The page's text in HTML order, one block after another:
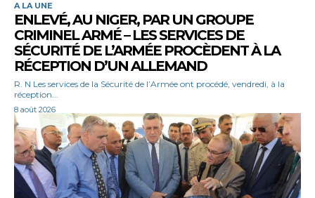
A LA UNE
ENLEVÉ, AU NIGER, PAR UN GROUPE
CRIMINEL ARMÉ – LES SERVICES DE
SÉCURITÉ DE L’ARMÉE PROCÈDENT À LA
RÉCEPTION D’UN ALLEMAND
R. N Les services de la Sécurité de l’Armée ont procédé, vendredi, à la
réception...
8 août 2026